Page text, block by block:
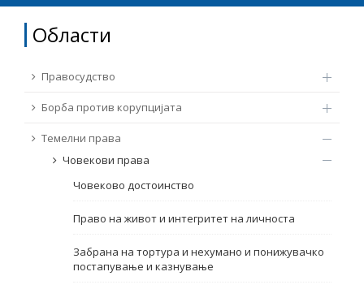
ТЕМЕЛНИ ПРАВА
ПРИСТАПНИ ПРЕГОВОРИ
Извор
Тип
Од Мрежа 23
Области
Правосудство
Борба против корупцијата
Темелни права
Човекови права
Човеково достоинство
Право на живот и интегритет на личноста
Забрана на тортура и нехумано и понижувачко
постапување и казнување